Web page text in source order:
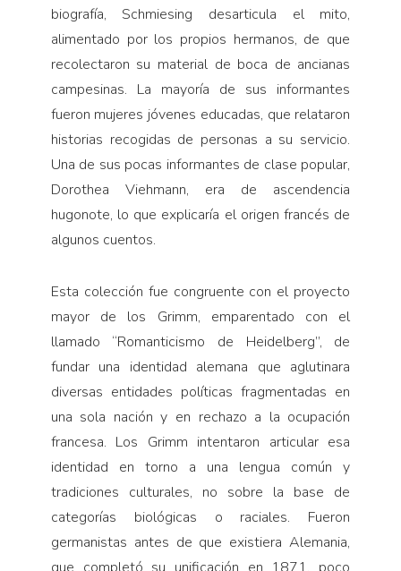
biografía, Schmiesing desarticula el mito,
alimentado por los propios hermanos, de que
recolectaron su material de boca de ancianas
campesinas. La mayoría de sus informantes
fueron mujeres jóvenes educadas, que relataron
historias recogidas de personas a su servicio.
Una de sus pocas informantes de clase popular,
Dorothea Viehmann, era de ascendencia
hugonote, lo que explicaría el origen francés de
algunos cuentos.
Esta colección fue congruente con el proyecto
mayor de los Grimm, emparentado con el
llamado “Romanticismo de Heidelberg”, de
fundar una identidad alemana que aglutinara
diversas entidades políticas fragmentadas en
una sola nación y en rechazo a la ocupación
francesa. Los Grimm intentaron articular esa
identidad en torno a una lengua común y
tradiciones culturales, no sobre la base de
categorías biológicas o raciales. Fueron
germanistas antes de que existiera Alemania,